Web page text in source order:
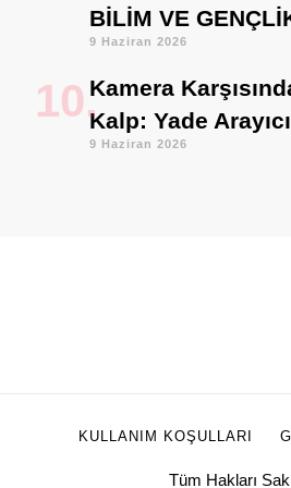
BİLİM VE
9 Haziran 2026
Kamera
Kalp: Yade Arayıcı
9 Haziran 2026
Tüm Hakları
KULLANIM KOŞULLARI